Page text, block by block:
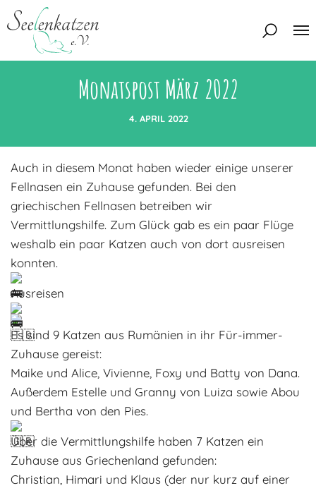
Unsere Satzung
Mitglied werden
Katzen
Eine Katze adoptieren
Interessentenbogen
Zuhause gesucht
Zuhause gefunden
Regenbogenbrücke
Adoptantenberichte
Infos rund um die Katze
Deine Hilfe
Kontakt
Interessentenbogen
Kontaktformular
FAQ
Blog
Monatspost März 2022
4. APRIL 2022
Auch in diesem Monat haben wieder einige unserer
Fellnasen ein Zuhause gefunden. Bei den
griechischen Fellnasen betreiben wir
Vermittlungshilfe. Zum Glück gab es ein paar Flüge
weshalb ein paar Katzen auch von dort ausreisen
konnten.
Ausreisen
Es sind 9 Katzen aus Rumänien in ihr Für-immer-
Zuhause gereist:
Maike und Alice, Vivienne, Foxy und Batty von Dana.
Außerdem Estelle und Granny von Luiza sowie Abou
und Bertha von den Pies.
Über die Vermittlungshilfe haben 7 Katzen ein
Zuhause aus Griechenland gefunden:
Christian, Himari und Klaus (der nur kurz auf einer